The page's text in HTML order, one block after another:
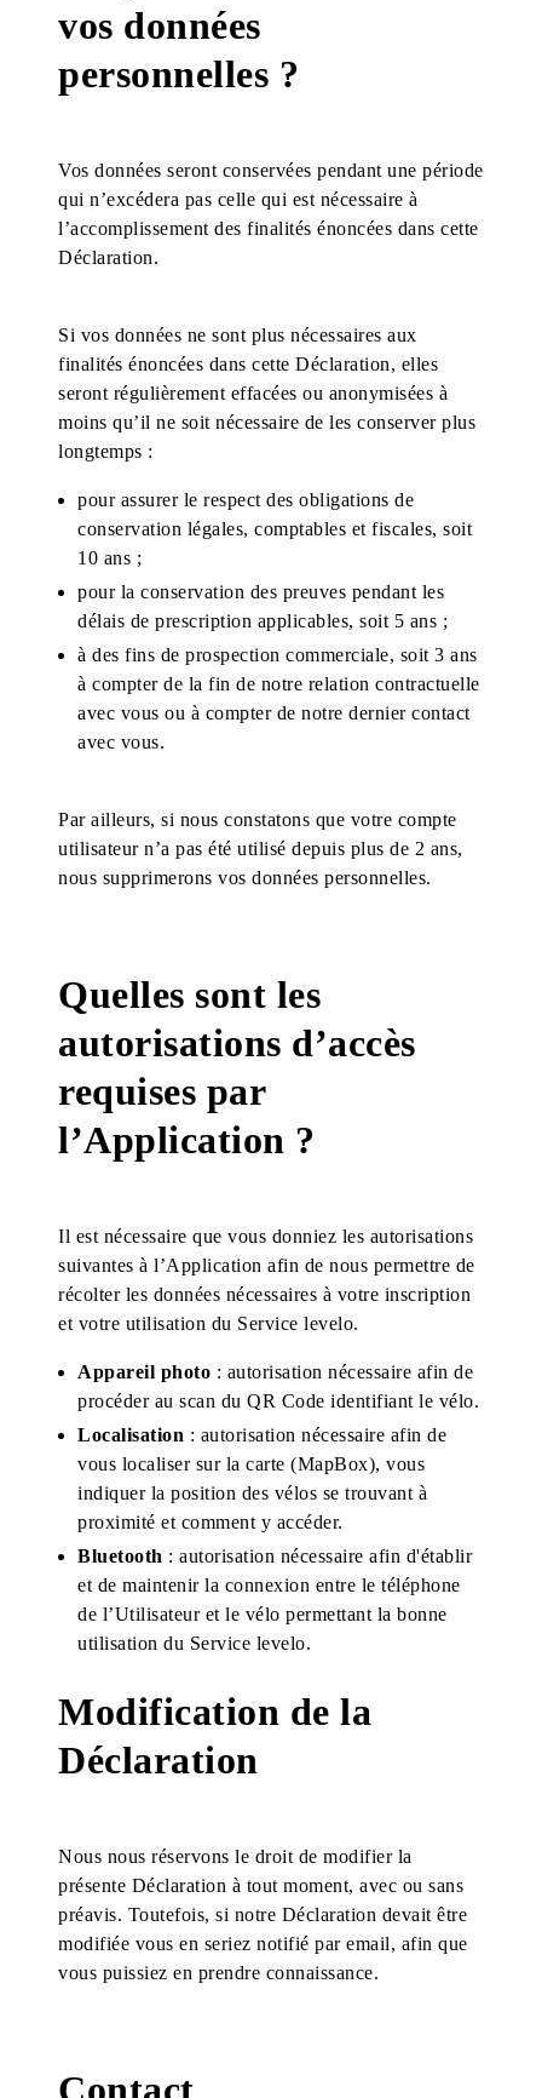
vos données
personnelles ?
Vos données seront conservées pendant une période
qui n’excédera pas celle qui est nécessaire à
l’accomplissement des finalités énoncées dans cette
Déclaration.
Si vos données ne sont plus nécessaires aux
finalités énoncées dans cette Déclaration, elles
seront régulièrement effacées ou anonymisées à
moins qu’il ne soit nécessaire de les conserver plus
longtemps :
pour assurer le respect des obligations de
conservation légales, comptables et fiscales, soit
10 ans ;
pour la conservation des preuves pendant les
délais de prescription applicables, soit 5 ans ;
à des fins de prospection commerciale, soit 3 ans
à compter de la fin de notre relation contractuelle
avec vous ou à compter de notre dernier contact
avec vous.
Par ailleurs, si nous constatons que votre compte
utilisateur n’a pas été utilisé depuis plus de 2 ans,
nous supprimerons vos données personnelles.
Quelles sont les
autorisations d’accès
requises par
l’Application ?
Il est nécessaire que vous donniez les autorisations
suivantes à l’Application afin de nous permettre de
récolter les données nécessaires à votre inscription
et votre utilisation du Service levelo.
Appareil photo : autorisation nécessaire afin de
procéder au scan du QR Code identifiant le vélo.
Localisation : autorisation nécessaire afin de
vous localiser sur la carte (MapBox), vous
indiquer la position des vélos se trouvant à
proximité et comment y accéder.
Bluetooth : autorisation nécessaire afin d'établir
et de maintenir la connexion entre le téléphone
de l’Utilisateur et le vélo permettant la bonne
utilisation du Service levelo.
Modification de la
Déclaration
Nous nous réservons le droit de modifier la
présente Déclaration à tout moment, avec ou sans
préavis. Toutefois, si notre Déclaration devait être
modifiée vous en seriez notifié par email, afin que
vous puissiez en prendre connaissance.